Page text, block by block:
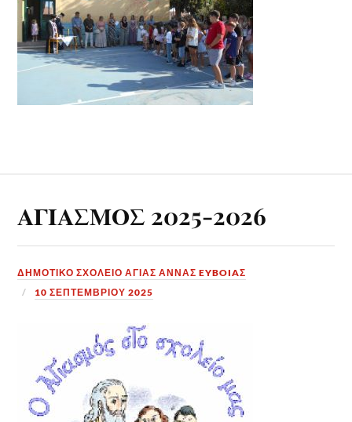
ΑΓΙΑΣΜΟΣ 2025-2026
ΔΗΜΟΤΙΚΟ ΣΧΟΛΕΙΟ ΑΓΙΑΣ ΑΝΝΑΣ EYBOIAΣ
10 ΣΕΠΤΕΜΒΡΊΟΥ 2025